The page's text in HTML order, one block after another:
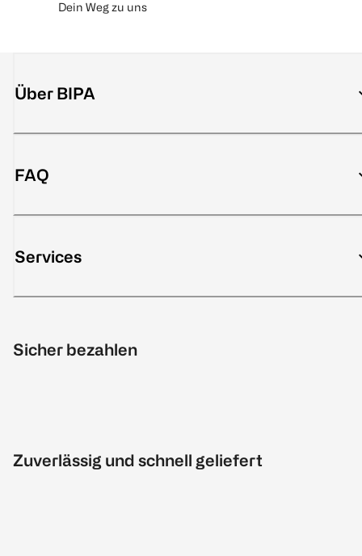
Dein Weg zu uns
Über BIPA
FAQ
Services
Sicher bezahlen
Zuverlässig und schnell geliefert